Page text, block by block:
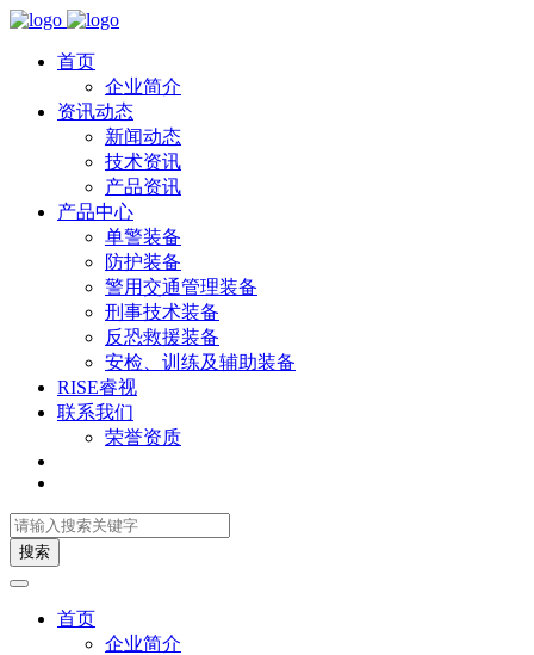
首页
企业简介
资讯动态
新闻动态
技术资讯
产品资讯
产品中心
单警装备
防护装备
警用交通管理装备
刑事技术装备
反恐救援装备
安检、训练及辅助装备
RISE睿视
联系我们
荣誉资质
搜索
首页
企业简介